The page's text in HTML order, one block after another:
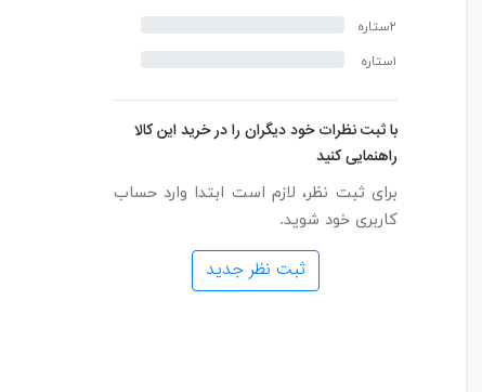
۲ستاره
۱ستاره
با ثبت نظرات خود دیگران را در خرید این کالا
راهنمایی کنید
برای ثبت نظر، لازم است ابتدا وارد حساب
کاربری خود شوید.
ثبت نظر جدید